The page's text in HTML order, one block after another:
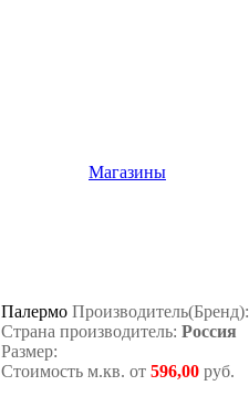
Магазины
Палермо Производитель(Бренд):
Страна производитель: Россия
Размер:
Стоимость м.кв. от 596,00 руб.